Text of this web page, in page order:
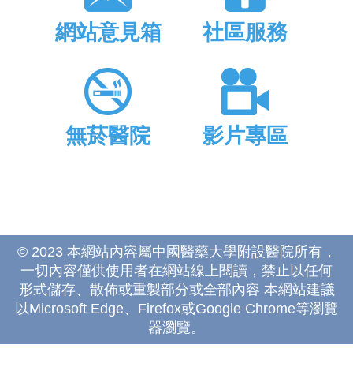
網站意見箱 社區服務
無菸醫院 影片專區
© 2023 本網站內容屬中國醫藥大學附設醫院所有，
一切內容僅供使用者在網站線上閱讀，禁止以任何
形式儲存、散佈或重製部分或全部內容 本網站建議
以Microsoft Edge、Firefox或Google Chrome等瀏覽
器瀏覽。